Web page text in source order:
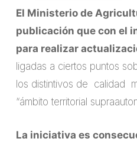
El Ministerio de
publicación que con el
para realizar
ligadas a ciertos puntos
los distintivos de calidad
“ámbito territorial
La iniciativa es